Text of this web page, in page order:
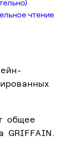
чтение
общее
GRIFFAIN.